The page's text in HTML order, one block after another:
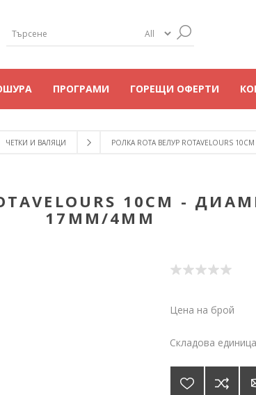
ПРОГРАМИ ГОРЕЩИ ОФЕРТИ
ЧЕТКИ И ВАЛЯЦИ РОЛКА ROTA ВЕЛУР ROTAVELOURS
10СМ -
17ММ/4ММ
Цена на брой
Складова